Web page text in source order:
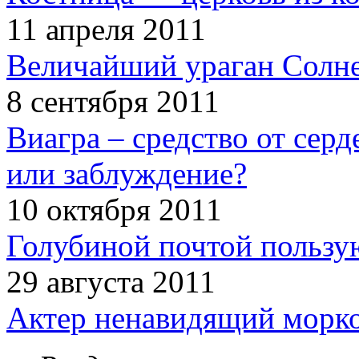
11 апреля 2011
Величайший ураган
8 сентября 2011
Виагра – средство от
или заблуждение?
10 октября 2011
Голубиной почтой
29 августа 2011
Актер ненавидящий